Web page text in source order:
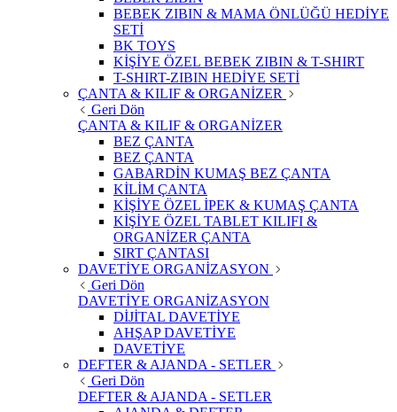
BEBEK ZIBIN & MAMA ÖNLÜĞÜ HEDİYE
SETİ
BK TOYS
KİŞİYE ÖZEL BEBEK ZIBIN & T-SHIRT
T-SHIRT-ZIBIN HEDİYE SETİ
ÇANTA & KILIF & ORGANİZER
Geri Dön
ÇANTA & KILIF & ORGANİZER
BEZ ÇANTA
BEZ ÇANTA
GABARDİN KUMAŞ BEZ ÇANTA
KİLİM ÇANTA
KİŞİYE ÖZEL İPEK & KUMAŞ ÇANTA
KİŞİYE ÖZEL TABLET KILIFI &
ORGANİZER ÇANTA
SIRT ÇANTASI
DAVETİYE ORGANİZASYON
Geri Dön
DAVETİYE ORGANİZASYON
DİJİTAL DAVETİYE
AHŞAP DAVETİYE
DAVETİYE
DEFTER & AJANDA - SETLER
Geri Dön
DEFTER & AJANDA - SETLER